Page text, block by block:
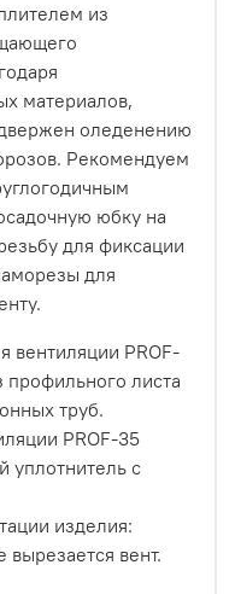
из
материалов,
оледенению
Рекомендуем
юбку на
для фиксации
для
вентиляции PROF-
профильного листа
труб.
PROF-35
уплотнитель с
изделия:
вент.